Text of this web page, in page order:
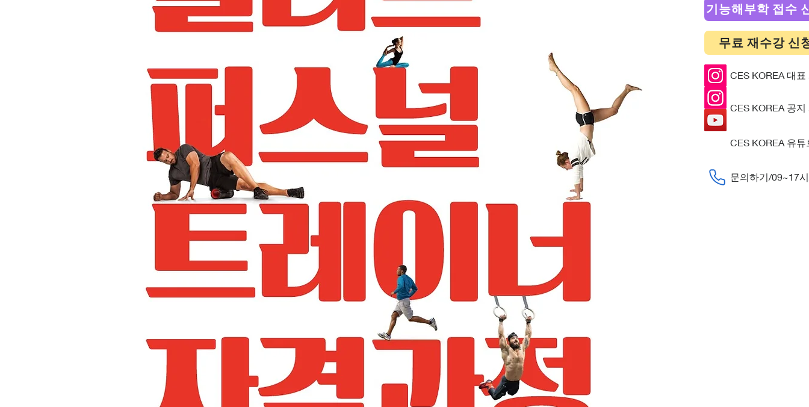
무료 재수강 신
기능해부학 접수
CES KOREA 대표
CES KOREA 공지
CES KOREA 유튜
문의하기/09~17